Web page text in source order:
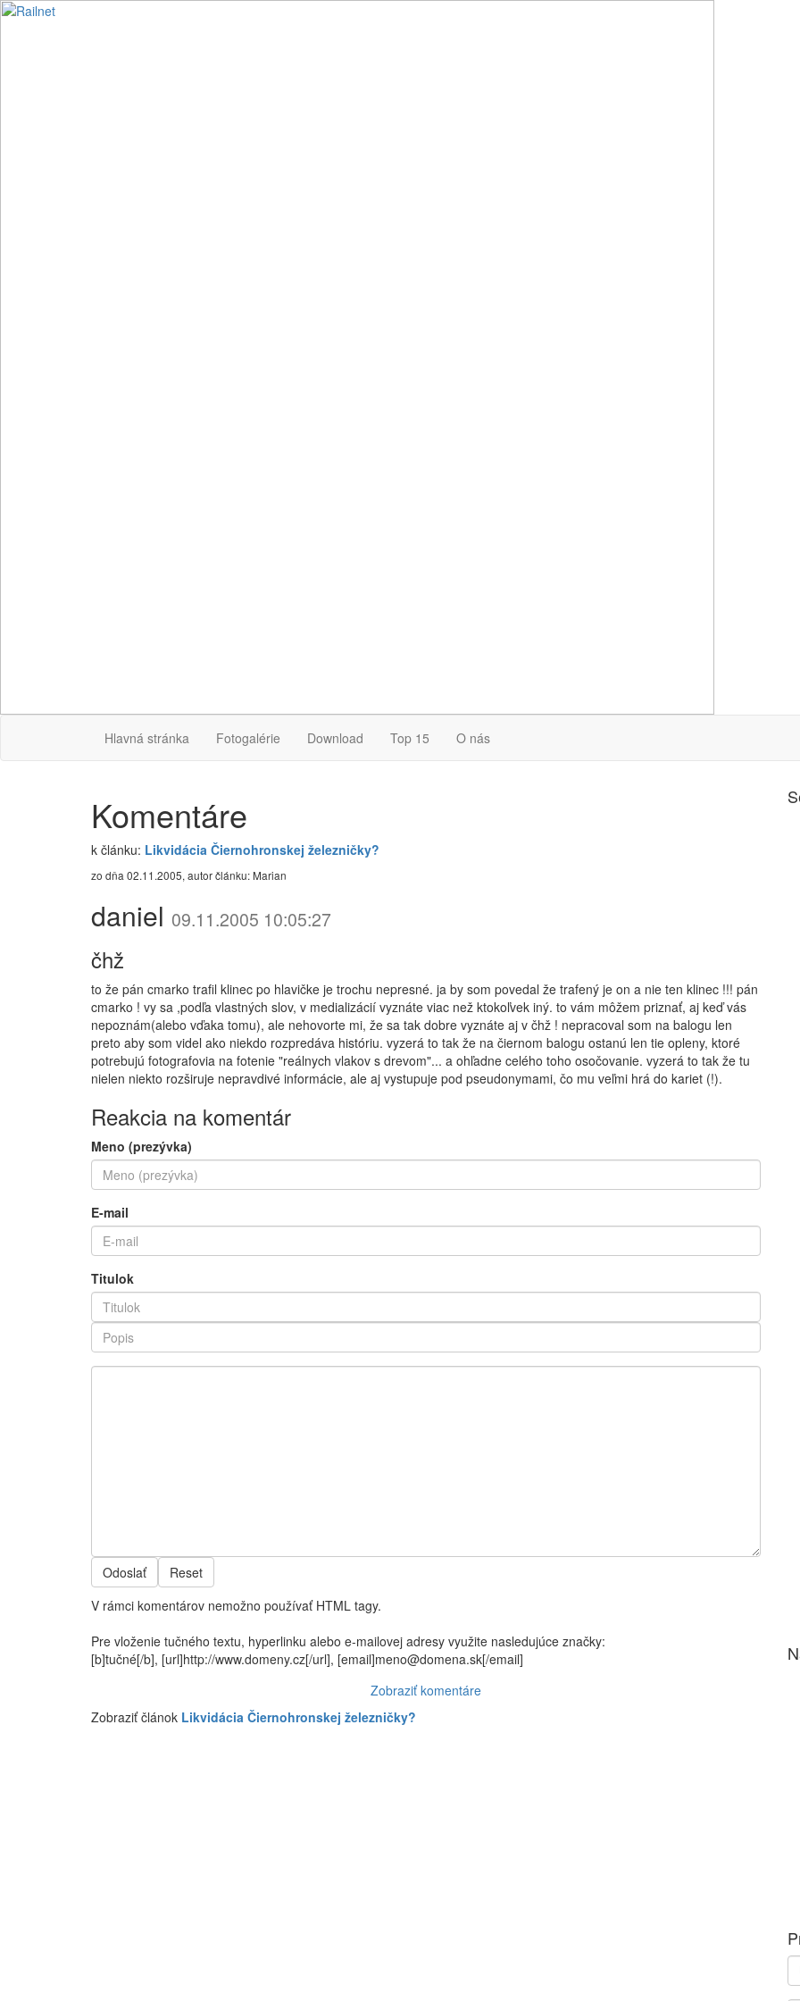
Hlavná stránka Fotogalérie Download Top 15 O nás
Komentáre
k článku: Likvidácia Čiernohronskej železničky?
zo dňa 02.11.2005, autor článku: Marian
daniel 09.11.2005 10:05:27
čhž
to že pán cmarko trafil klinec po hlavičke je trochu nepresné. ja by som povedal že trafený je on a nie ten klinec !!! pán
cmarko ! vy sa ,podľa vlastných slov, v medializácií vyznáte viac než ktokoľvek iný. to vám môžem priznať, aj keď vás
nepoznám(alebo vďaka tomu), ale nehovorte mi, že sa tak dobre vyznáte aj v čhž ! nepracoval som na balogu len
preto aby som videl ako niekdo rozpredáva históriu. vyzerá to tak že na čiernom balogu ostanú len tie opleny, ktoré
potrebujú fotografovia na fotenie "reálnych vlakov s drevom"... a ohľadne celého toho osočovanie. vyzerá to tak že tu
nielen niekto rozširuje nepravdivé informácie, ale aj vystupuje pod pseudonymami, čo mu veľmi hrá do kariet (!).
Reakcia na komentár
Meno (prezývka)
E-mail
Titulok
Odoslať
Reset
V rámci komentárov nemožno používať HTML tagy.
Pre vloženie tučného textu, hyperlinku alebo e-mailovej adresy využite nasledujúce značky:
[b]tučné[/b], [url]http://www.domeny.cz[/url], [email]meno@domena.sk[/email]
Zobraziť komentáre
Zobraziť článok Likvidácia Čiernohronskej železničky?